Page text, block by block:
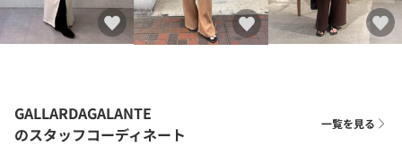
GALLARDAGALANTE
のスタッフコーディネート
一覧を見る